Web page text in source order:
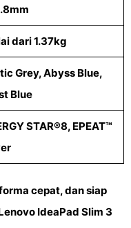
dari 1.37kg
Grey, Abyss Blue,
Blue
STAR®8, EPEAT™
cepat, dan siap
IdeaPad Slim 3